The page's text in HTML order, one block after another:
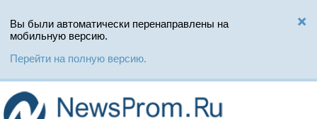
Вы были автоматически перенаправлены на
мобильную версию.
Перейти на полную версию.